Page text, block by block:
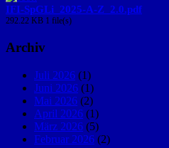
IFI-SpGLi_2025-A-Z_2.0.pdf
292.22 KB 1 file(s)
Archiv
Juli 2026 (1)
Juni 2026 (1)
Mai 2026 (2)
April 2026 (1)
März 2026 (5)
Februar 2026 (2)